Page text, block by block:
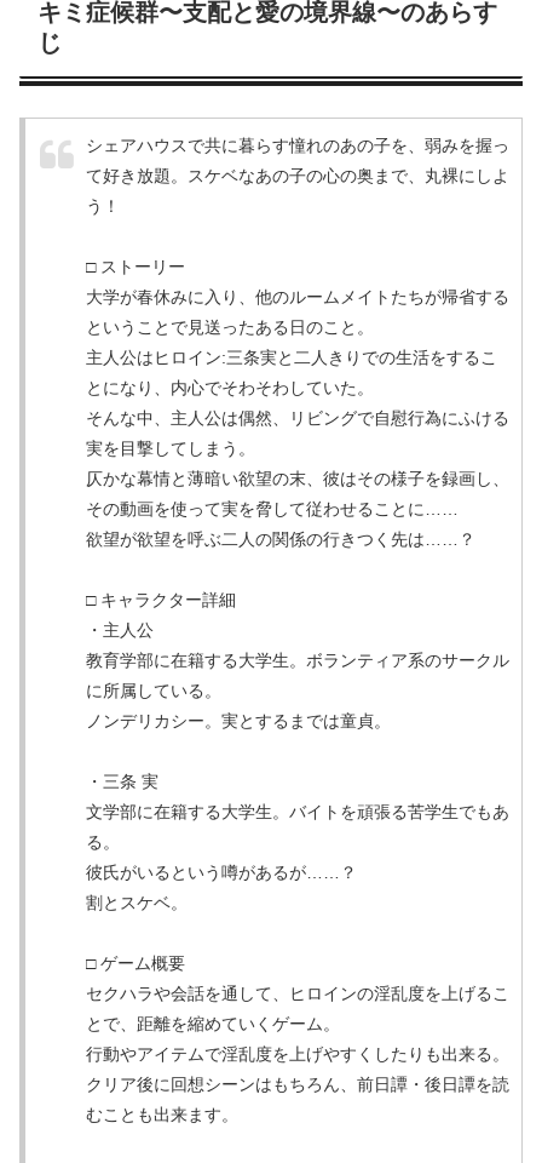
キミ症候群〜支配と愛の境界線〜のあらす
じ
シェアハウスで共に暮らす憧れのあの子を、弱みを握っ
て好き放題。スケベなあの子の心の奥まで、丸裸にしよ
う！
□ ストーリー
大学が春休みに入り、他のルームメイトたちが帰省する
ということで見送ったある日のこと。
主人公はヒロイン:三条実と二人きりでの生活をするこ
とになり、内心でそわそわしていた。
そんな中、主人公は偶然、リビングで自慰行為にふける
実を目撃してしまう。
仄かな幕情と薄暗い欲望の末、彼はその様子を録画し、
その動画を使って実を脅して従わせることに……
欲望が欲望を呼ぶ二人の関係の行きつく先は……？
□ キャラクター詳細
・主人公
教育学部に在籍する大学生。ボランティア系のサークル
に所属している。
ノンデリカシー。実とするまでは童貞。
・三条 実
文学部に在籍する大学生。バイトを頑張る苦学生でもあ
る。
彼氏がいるという噂があるが……？
割とスケベ。
□ ゲーム概要
セクハラや会話を通して、ヒロインの淫乱度を上げるこ
とで、距離を縮めていくゲーム。
行動やアイテムで淫乱度を上げやすくしたりも出来る。
クリア後に回想シーンはもちろん、前日譚・後日譚を読
むことも出来ます。